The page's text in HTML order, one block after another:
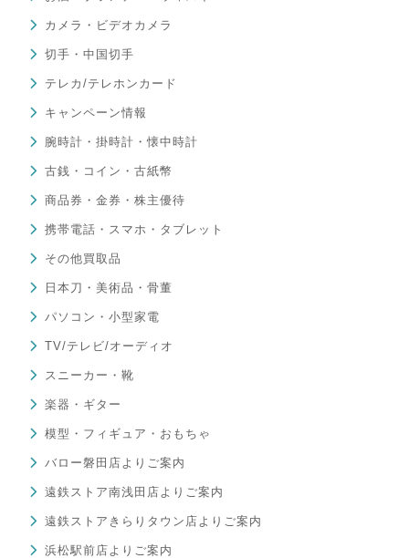
カメラ・ビデオカメラ
切手・中国切手
テレカ/テレホンカード
キャンペーン情報
腕時計・掛時計・懐中時計
古銭・コイン・古紙幣
商品券・金券・株主優待
携帯電話・スマホ・タブレット
その他買取品
日本刀・美術品・骨董
パソコン・小型家電
TV/テレビ/オーディオ
スニーカー・靴
楽器・ギター
模型・フィギュア・おもちゃ
バロー磐田店よりご案内
遠鉄ストア南浅田店よりご案内
遠鉄ストアきらりタウン店よりご案内
浜松駅前店よりご案内